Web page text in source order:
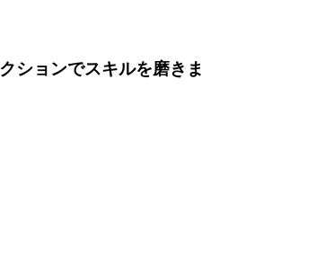
ションでスキルを磨きま